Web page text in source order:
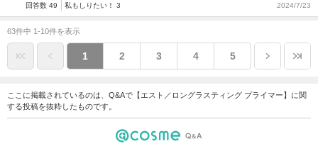
回答数 49 私もしりたい！ 3 2024/7/23
63件中 1-10件を表示
1 2 3 4 5
ここに掲載されているのは、Q&Aで【エスト／ロングラスティング プライマー】に関
する投稿を抜粋したものです。